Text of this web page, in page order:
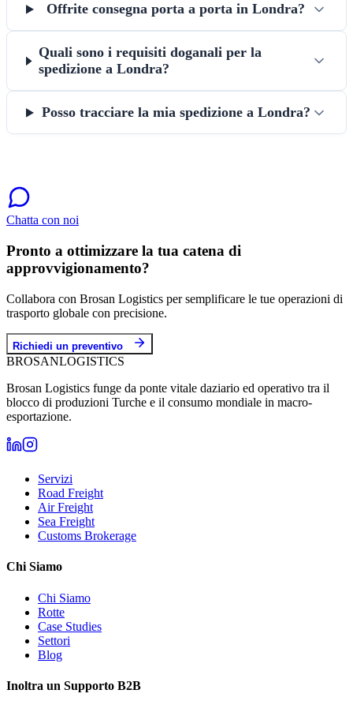
Offrite consegna porta a porta in Londra?
Quali sono i requisiti doganali per la
spedizione a Londra?
Posso tracciare la mia spedizione a Londra?
Chatta con noi
Pronto a ottimizzare la tua catena di
approvvigionamento?
Collabora con Brosan Logistics per semplificare le tue operazioni di
trasporto globale con precisione.
Richiedi un preventivo
BROSANLOGISTICS
Brosan Logistics funge da ponte vitale daziario ed operativo tra il
blocco di produzioni Turche e il consumo mondiale in macro-
esportazione.
Servizi
Road Freight
Air Freight
Sea Freight
Customs Brokerage
Chi Siamo
Chi Siamo
Rotte
Case Studies
Settori
Blog
Inoltra un Supporto B2B